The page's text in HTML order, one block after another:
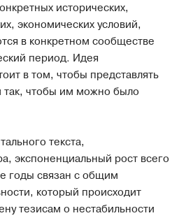
исторических,
экономических условий,
в конкретном сообществе
период. Идея
в том, чтобы представлять
чтобы им можно было
текста,
экспоненциальный рост всего
годы связан с общим
который происходит
тезисам о нестабильности